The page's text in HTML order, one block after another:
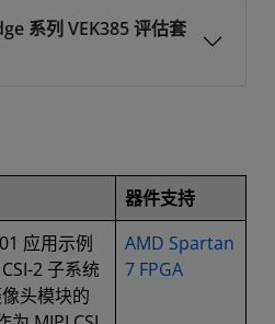
系列 VEK385 评估套
器件支持
应用示例
2 子系统
头模块的
AMD Spartan
7 FPGA